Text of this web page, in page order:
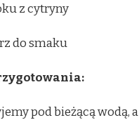
z cytryny
do smaku
pod bieżącą wodą,